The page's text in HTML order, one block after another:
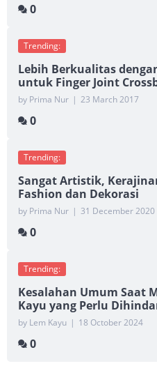
0
Trending:
Lebih Berkualitas
untuk Finger Joint
by Prima Nur | 23 March 2017
0
Trending:
Sangat Artistik,
Fashion dan Dekorasi
by Prima Nur | 31 December 2020
0
Trending:
Kesalahan Umum Saat
Kayu yang Perlu
by Lem Kayu | 18 October 2024
0